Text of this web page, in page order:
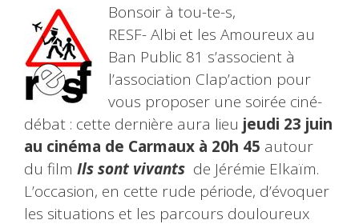
Bonsoir à tou-te-s,
RESF- Albi et les Amoureux au
Ban Public 81 s’associent à
l’association Clap’action pour
vous proposer une soirée ciné-
débat : cette dernière aura lieu jeudi 23 juin
au cinéma de Carmaux à 20h 45 autour
du film Ils sont vivants de Jérémie Elkaïm.
L’occasion, en cette rude période, d’évoquer
les situations et les parcours douloureux